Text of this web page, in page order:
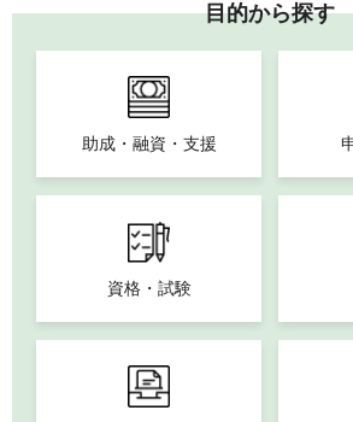
目的から探す
助成・融資・支援
資格・試験